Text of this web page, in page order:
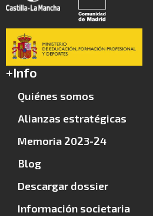
+Info
Quiénes somos
Alianzas estratégicas
Memoria 2023-24
Blog
Descargar dossier
Información societaria